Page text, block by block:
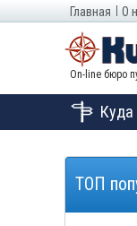
Главная О
On-line бюро
Куда
ТОП